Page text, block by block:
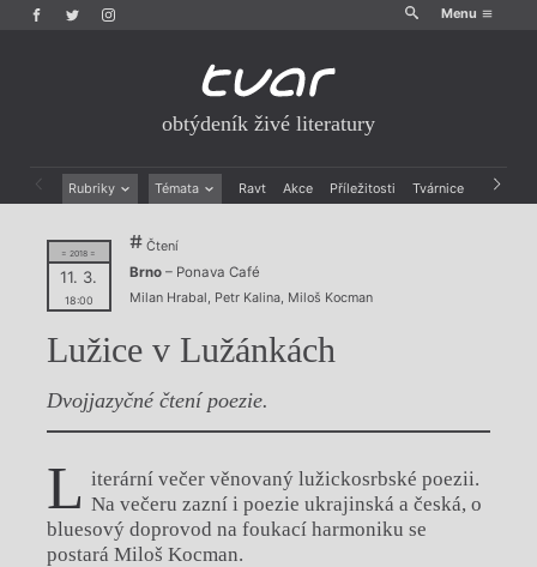
Menu
obtýdeník živé literatury
Rubriky Témata Ravt Akce Příležitosti Tvárnice Archiv
Drobná publicistika
Esejistika
Recenze a reflexe
Rozhovory
Právě vychází
Mauzoleum
Divadlo
Dokument
= 2018 =
11. 3.
18:00
Čtení
Brno– Ponava Café
Milan Hrabal , Petr Kalina, Miloš Kocman
Lužice v Lužánkách
Dvojjazyčné čtení poezie.
L iterární večer věnovaný lužickosrbské poezii.
Na večeru zazní i poezie ukrajinská a česká, o
bluesový doprovod na foukací harmoniku se
postará Miloš Kocman.